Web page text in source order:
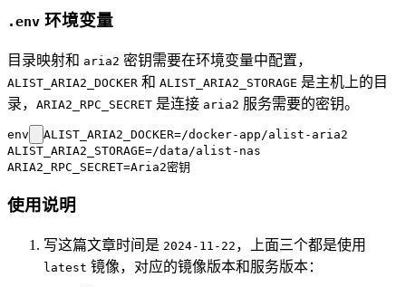
.env 环境变量
目录映射和 aria2 密钥需要在环境变量中配置，
ALIST_ARIA2_DOCKER 和 ALIST_ARIA2_STORAGE 是主机上的目
录， ARIA2_RPC_SECRET 是连接 aria2 服务需要的密钥。
env
ALIST_ARIA2_DOCKER=/docker-app/alist-aria2
ALIST_ARIA2_STORAGE=/data/alist-nas
使用说明
写这篇文章时间是 2024-11-22 ，上面三个都是使用
latest 镜像，对应的镜像版本和服务版本：